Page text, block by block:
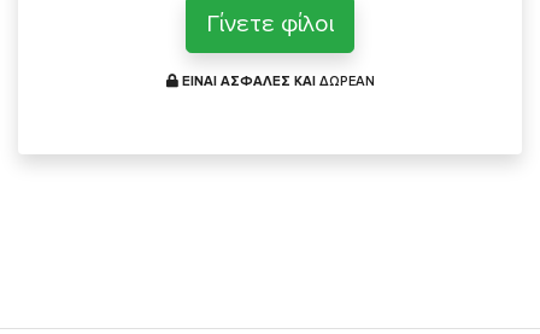
Γίνετε φίλοι
ΕΙΝΑΙ ΑΣΦΑΛΕΣ ΚΑΙ ΔΩΡΕΑΝ